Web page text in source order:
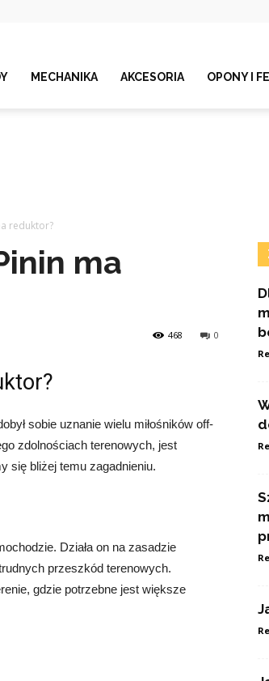
MECHANIKA AKCESORIA OPONY I
reduktor?
ma
0
468
sobie uznanie wielu miłośników off-
zdolnościach terenowych, jest
się bliżej temu zagadnieniu.
Działa on na zasadzie
przeszkód terenowych.
gdzie potrzebne jest większe